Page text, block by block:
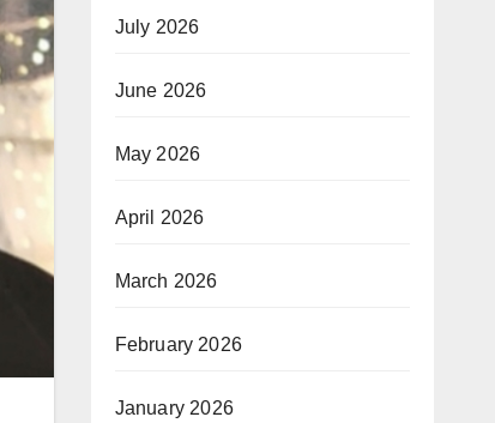
July 2026
June 2026
May 2026
April 2026
March 2026
February 2026
January 2026